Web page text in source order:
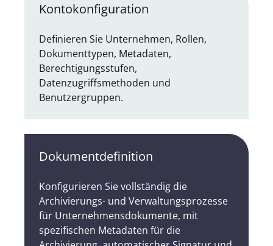
Kontokonfiguration
Definieren Sie Unternehmen, Rollen,
Dokumenttypen, Metadaten,
Berechtigungsstufen,
Datenzugriffsmethoden und
Benutzergruppen.
Dokumentdefinition
Konfigurieren Sie vollständig die
Archivierungs- und Verwaltungsprozesse
für Unternehmensdokumente, mit
spezifischen Metadaten für die